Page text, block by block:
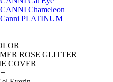
Chameleon
Canni PLATINUM
ROSE GLITTER
COVER
+